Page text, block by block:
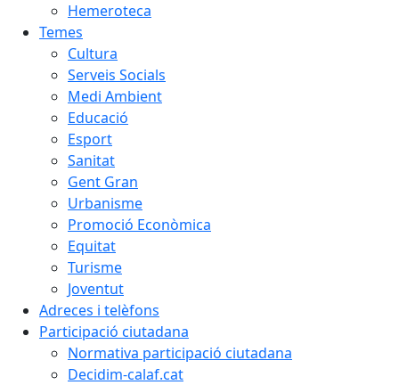
Hemeroteca
Temes
Cultura
Serveis Socials
Medi Ambient
Educació
Esport
Sanitat
Gent Gran
Urbanisme
Promoció Econòmica
Equitat
Turisme
Joventut
Adreces i telèfons
Participació ciutadana
Normativa participació ciutadana
Decidim-calaf.cat